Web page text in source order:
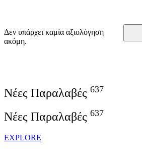
Δεν υπάρχει καμία αξιολόγηση
ακόμη.
Νέες Παραλαβές 637
Νέες Παραλαβές 637
EXPLORE